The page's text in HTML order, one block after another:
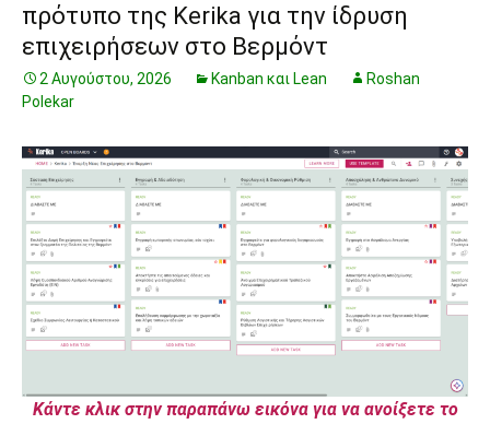
πρότυπο της Kerika για την ίδρυση
επιχειρήσεων στο Βερμόντ
2 Αυγούστου, 2026 Kanban και Lean
Roshan
Polekar
Κάντε κλικ στην παραπάνω εικόνα για να ανοίξετε το